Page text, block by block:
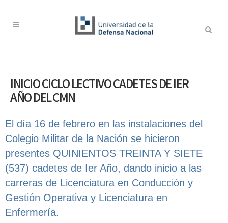
INICIO CICLO LECTIVO CADETES DE IER
AÑO DEL CMN
El día 16 de febrero en las instalaciones del
Colegio Militar de la Nación se hicieron
presentes QUINIENTOS TREINTA Y SIETE
(537) cadetes de Ier Año, dando inicio a las
carreras de Licenciatura en Conducción y
Gestión Operativa y Licenciatura en
Enfermería.